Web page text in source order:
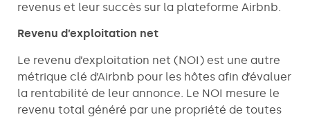
revenus et leur succès sur la plateforme Airbnb.
Revenu d’exploitation net
Le revenu d’exploitation net (NOI) est une autre
métrique clé d’Airbnb pour les hôtes afin d’évaluer
la rentabilité de leur annonce. Le NOI mesure le
revenu total généré par une propriété de toutes